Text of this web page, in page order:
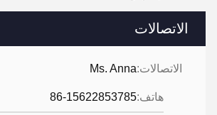
الاتصالات
الاتصالات:Ms. Anna
هاتف:86-15622853785